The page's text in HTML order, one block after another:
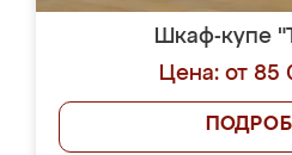
Шкаф-купе
Цена: от 85